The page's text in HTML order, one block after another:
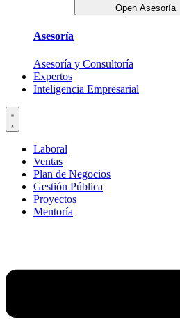
Open Asesoría
Asesoría
Asesoría y Consultoría
Expertos
Inteligencia Empresarial
Laboral
Ventas
Plan de Negocios
Gestión Pública
Proyectos
Mentoría